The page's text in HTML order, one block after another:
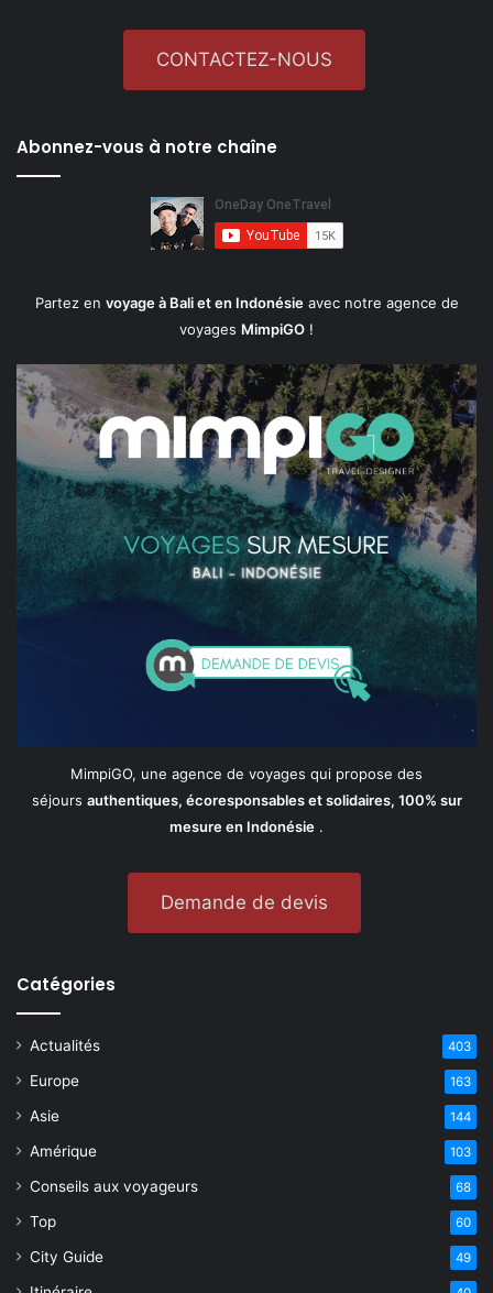
CONTACTEZ-NOUS
Abonnez-vous à notre chaîne
Partez en voyage à Bali et en Indonésieavec notre agence de
voyages MimpiGO !
MimpiGO, une agence de voyages qui propose des
séjours authentiques, écoresponsables et solidaires, 100% sur
mesure en Indonésie .
Demande de devis
Catégories
Actualités 403
Europe 163
Asie 144
Amérique 103
Conseils aux voyageurs 68
Top 60
City Guide 49